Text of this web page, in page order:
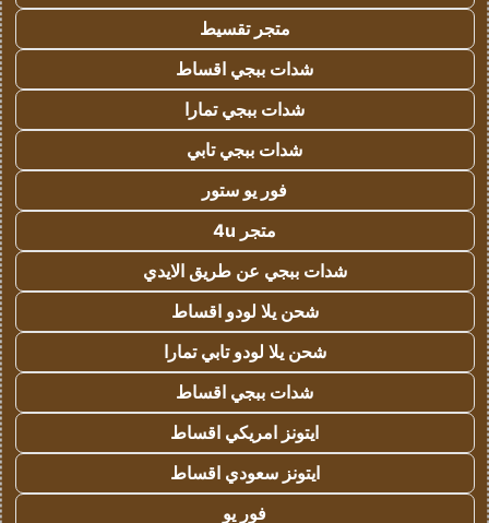
متجر تقسيط
شدات ببجي اقساط
شدات ببجي تمارا
شدات ببجي تابي
فور يو ستور
متجر 4u
شدات ببجي عن طريق الايدي
شحن يلا لودو اقساط
شحن يلا لودو تابي تمارا
شدات ببجي اقساط
ايتونز امريكي اقساط
ايتونز سعودي اقساط
فور يو